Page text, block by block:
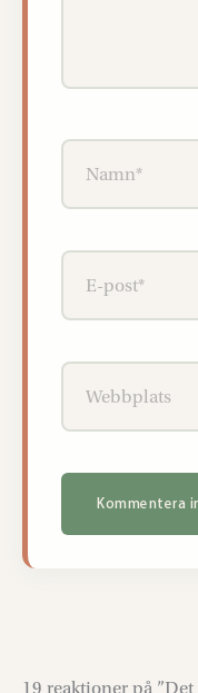
post*
19 reaktioner på